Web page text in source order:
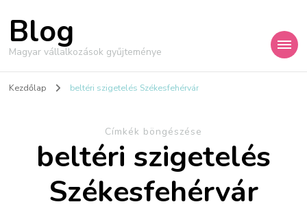
Blog
Magyar vállalkozások gyűjteménye
Kezdőlap beltéri szigetelés Székesfehérvár
Címkék böngészése
beltéri szigetelés
Székesfehérvár